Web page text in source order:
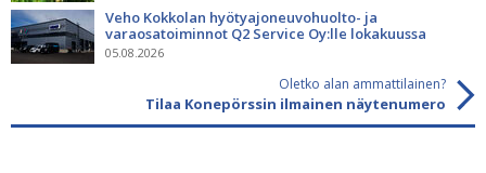
Veho Kokkolan hyötyajoneuvohuolto- ja
varaosatoiminnot Q2 Service Oy:lle lokakuussa
05.08.2026
Oletko alan ammattilainen?
Tilaa Konepörssin ilmainen näytenumero